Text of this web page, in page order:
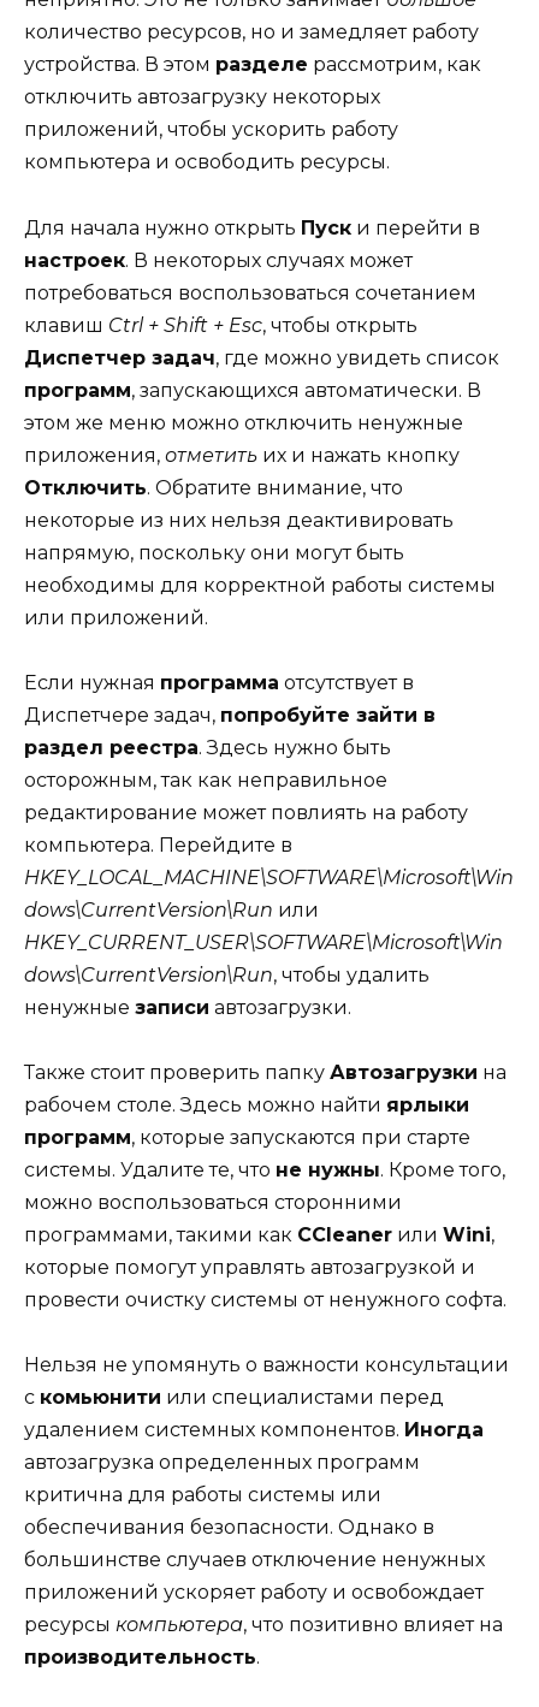
количество ресурсов, но и замедляет работу
устройства. В этом разделе рассмотрим, как
отключить автозагрузку некоторых
приложений, чтобы ускорить работу
компьютера и освободить ресурсы.
Для начала нужно открыть Пуск и перейти в
настроек. В некоторых случаях может
потребоваться воспользоваться сочетанием
клавиш Ctrl + Shift + Esc, чтобы открыть
Диспетчер задач, где можно увидеть список
программ, запускающихся автоматически. В
этом же меню можно отключить ненужные
приложения, отметить их и нажать кнопку
Отключить. Обратите внимание, что
некоторые из них нельзя деактивировать
напрямую, поскольку они могут быть
необходимы для корректной работы системы
или приложений.
Если нужная программа отсутствует в
Диспетчере задач, попробуйте зайти в
раздел реестра. Здесь нужно быть
осторожным, так как неправильное
редактирование может повлиять на работу
компьютера. Перейдите в
HKEY_LOCAL_MACHINE\SOFTWARE\Microsoft\Win
dows\CurrentVersion\Run или
HKEY_CURRENT_USER\SOFTWARE\Microsoft\Win
dows\CurrentVersion\Run, чтобы удалить
ненужные записи автозагрузки.
Также стоит проверить папку Автозагрузки на
рабочем столе. Здесь можно найти ярлыки
программ, которые запускаются при старте
системы. Удалите те, что не нужны. Кроме того,
можно воспользоваться сторонними
программами, такими как CCleaner или Wini,
которые помогут управлять автозагрузкой и
провести очистку системы от ненужного софта.
Нельзя не упомянуть о важности консультации
с комьюнити или специалистами перед
удалением системных компонентов. Иногда
автозагрузка определенных программ
критична для работы системы или
обеспечивания безопасности. Однако в
большинстве случаев отключение ненужных
приложений ускоряет работу и освобождает
ресурсы компьютера, что позитивно влияет на
производительность.